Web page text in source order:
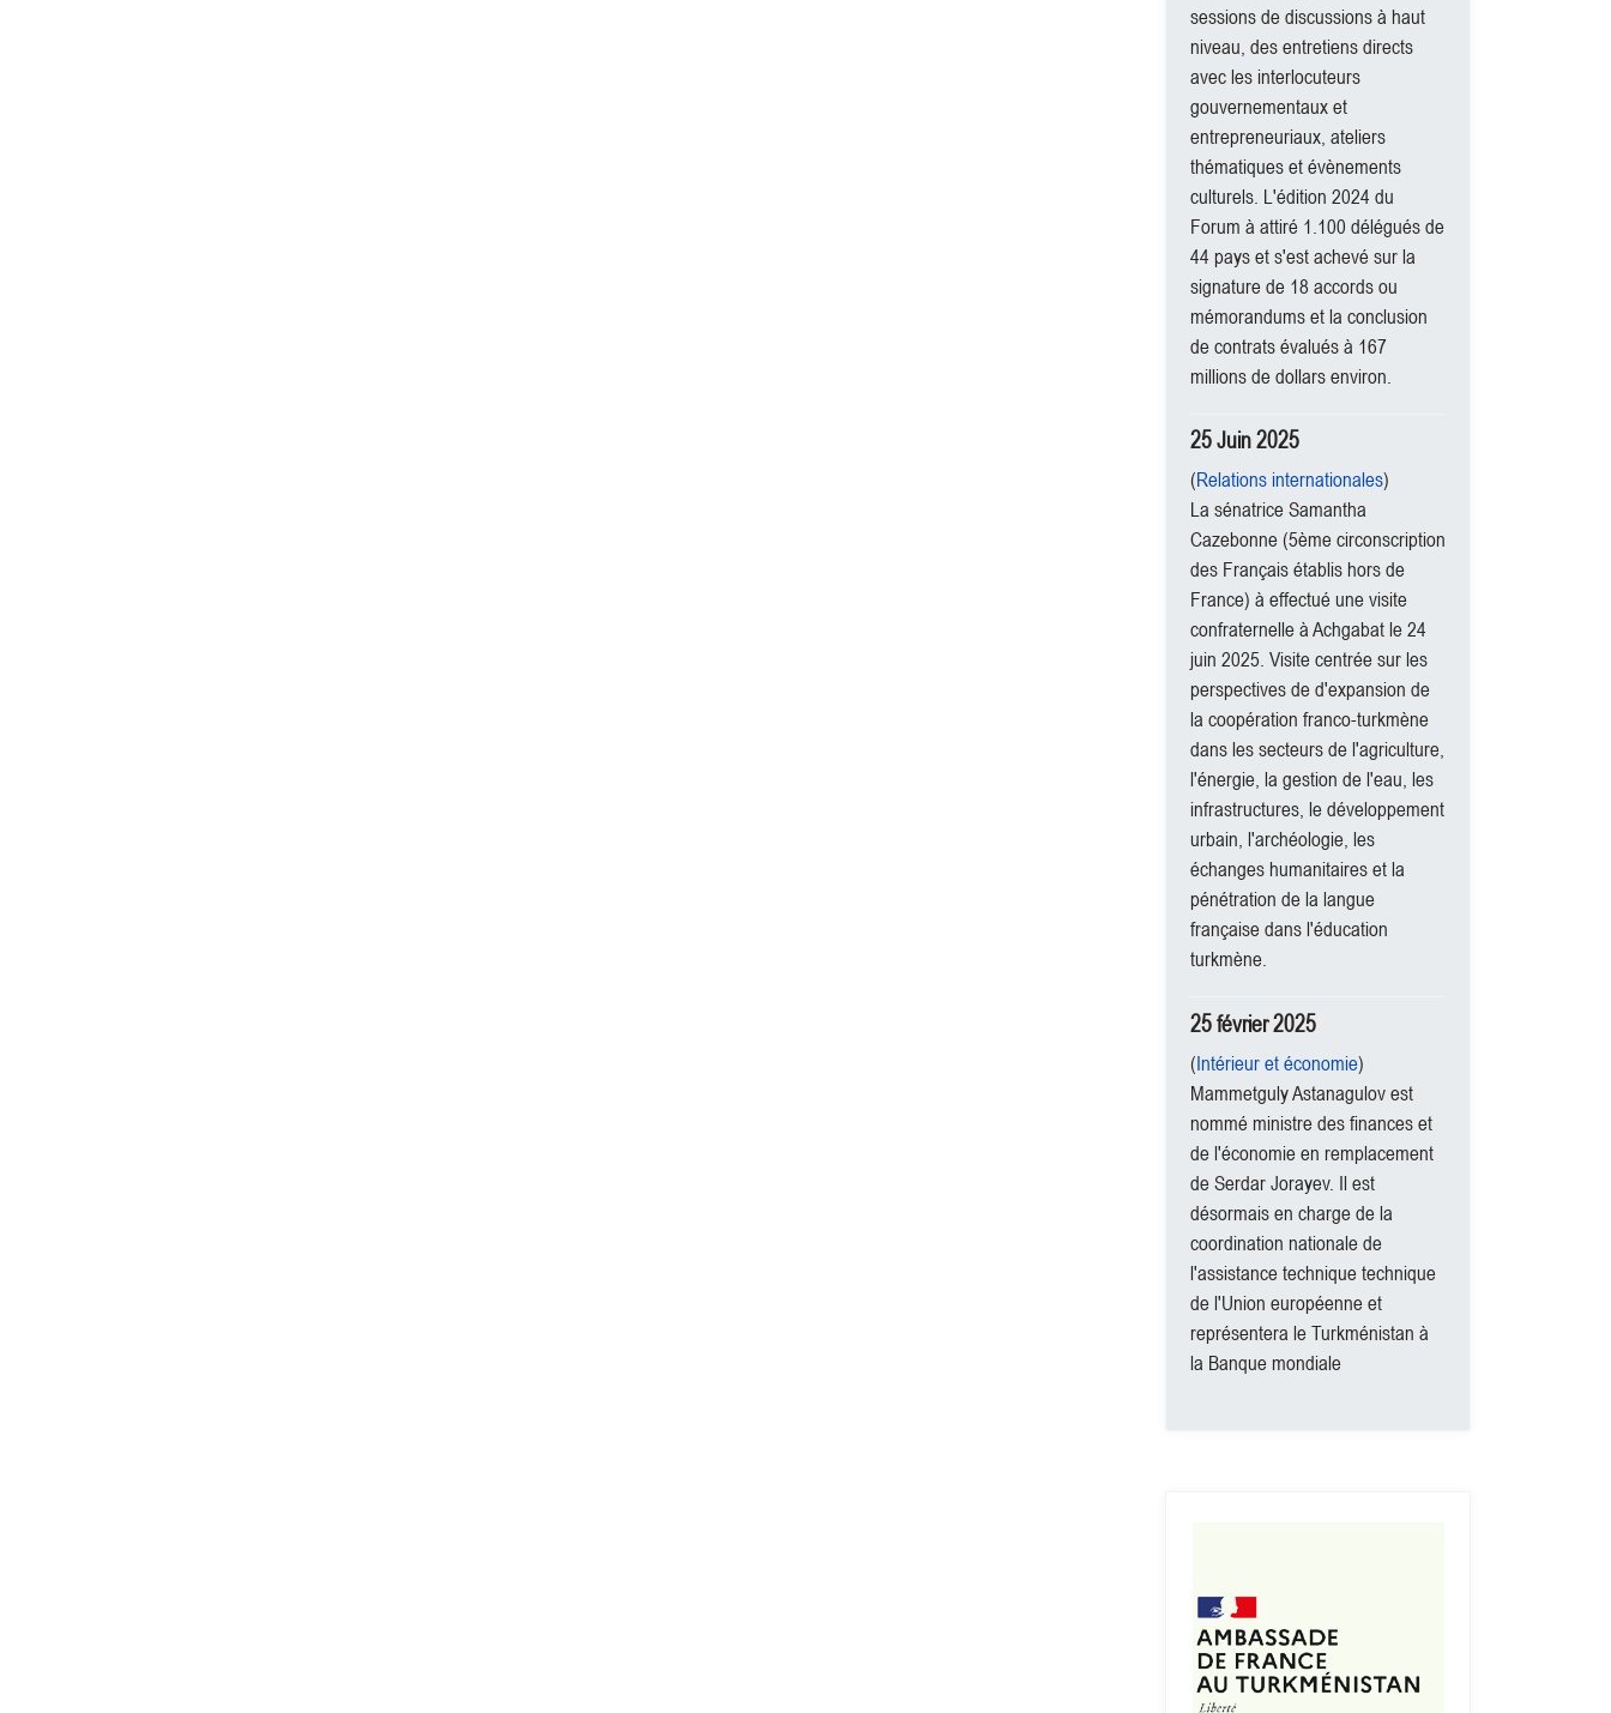
sessions de discussions à haut
niveau, des entretiens directs
avec les interlocuteurs
gouvernementaux et
entrepreneuriaux, ateliers
thématiques et évènements
culturels. L'édition 2024 du
Forum à attiré 1.100 délégués de
44 pays et s'est achevé sur la
signature de 18 accords ou
mémorandums et la conclusion
de contrats évalués à 167
millions de dollars environ.
25 Juin 2025
(Relations internationales)
La sénatrice Samantha
Cazebonne (5ème circonscription
des Français établis hors de
France) à effectué une visite
confraternelle à Achgabat le 24
juin 2025. Visite centrée sur les
perspectives de d'expansion de
la coopération franco-turkmène
dans les secteurs de l'agriculture,
l'énergie, la gestion de l'eau, les
infrastructures, le développement
urbain, l'archéologie, les
échanges humanitaires et la
pénétration de la langue
française dans l'éducation
turkmène.
25 février 2025
(Intérieur et économie)
Mammetguly Astanagulov est
nommé ministre des finances et
de l'économie en remplacement
de Serdar Jorayev. Il est
désormais en charge de la
coordination nationale de
l'assistance technique technique
de l'Union européenne et
représentera le Turkménistan à
la Banque mondiale